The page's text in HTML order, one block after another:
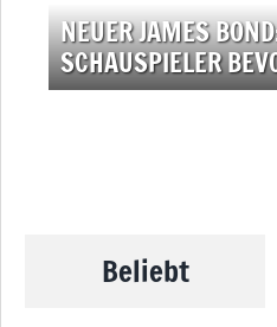
NEUER JAMES
SCHAUSPIELER
Beliebt